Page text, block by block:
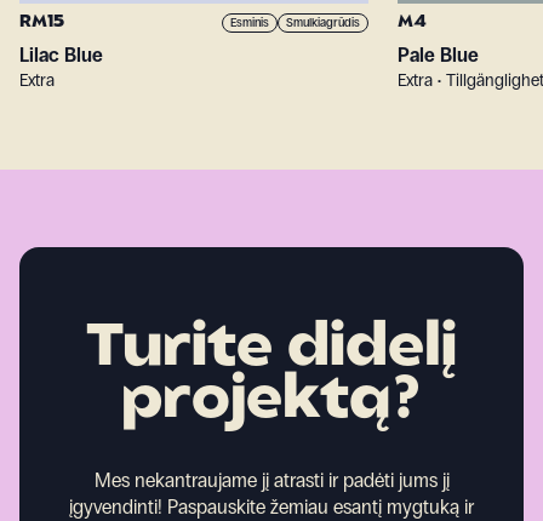
RM15 Esminis Smulkiagrūdis
Lilac Blue
Extra
M4
Pale Blue
Extra • Tillgänglighet
Turite didelį
projektą?
Mes nekantraujame jį atrasti ir padėti jums jį
įgyvendinti! Paspauskite žemiau esantį mygtuką ir